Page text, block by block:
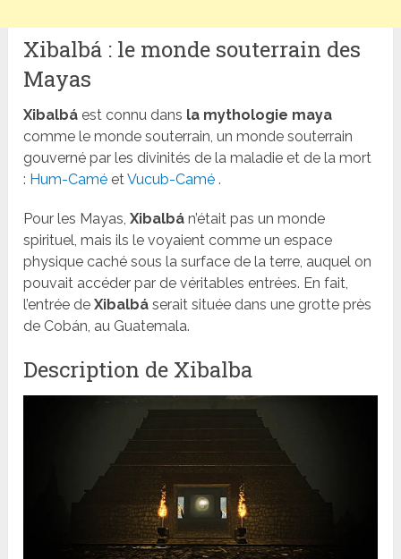
Xibalbá : le monde souterrain des
Mayas
Xibalbá est connu dans la mythologie maya
comme le monde souterrain, un monde souterrain
gouverné par les divinités de la maladie et de la mort
: Hum-Camé etVucub-Camé .
Pour les Mayas,Xibalbá n’était pas un monde
spirituel, mais ils le voyaient comme un espace
physique caché sous la surface de la terre, auquel on
pouvait accéder par de véritables entrées. En fait,
l’entrée deXibalbá serait située dans une grotte près
de Cobán, au Guatemala.
Description de Xibalba